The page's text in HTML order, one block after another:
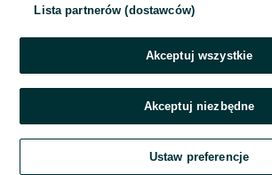
Lista partnerów (dostawców)
Akceptuj wszystkie
Akceptuj niezbędne
Ustaw preferencje